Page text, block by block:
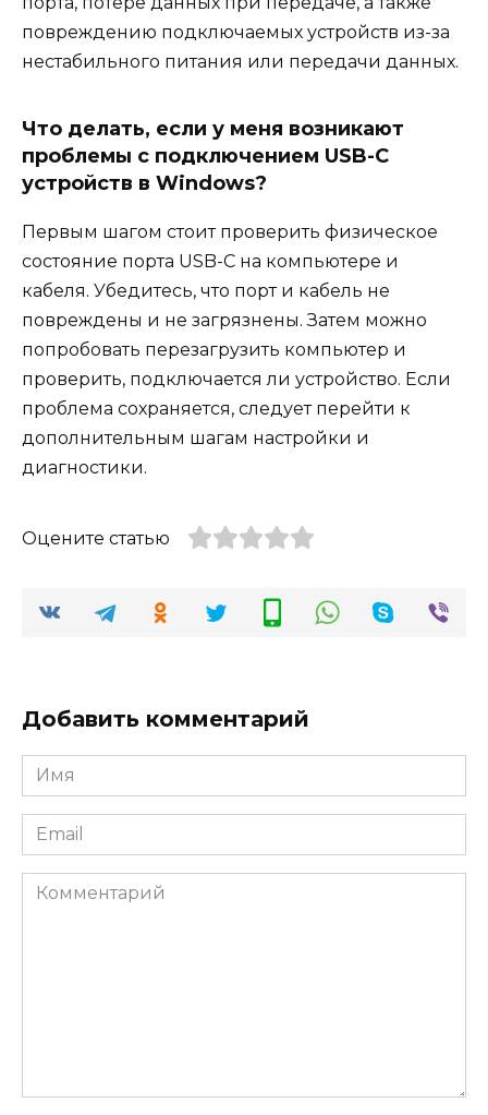
повреждению подключаемых устройств из-за
нестабильного питания или передачи данных.
Что делать, если у меня возникают
проблемы с подключением USB-C
устройств в Windows?
Первым шагом стоит проверить физическое
состояние порта USB-C на компьютере и
кабеля. Убедитесь, что порт и кабель не
повреждены и не загрязнены. Затем можно
попробовать перезагрузить компьютер и
проверить, подключается ли устройство. Если
проблема сохраняется, следует перейти к
дополнительным шагам настройки и
диагностики.
Оцените статью
Добавить комментарий
Имя
*
Email
*
Комментарий